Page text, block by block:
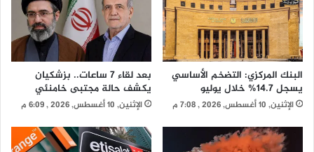
البنك المركزي: التضخم الأساسي
يسجل 14.7% خلال يوليو
الإثنين, 10 أغسطس, 2026 , 7:08 م
بعد لقاء 7 ساعات.. بزشكيان
يكشف حالة مجتبى خامنئي
الإثنين, 10 أغسطس, 2026 , 6:09 م